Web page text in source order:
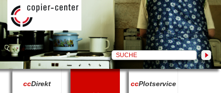
ccDirekt
ccPlotservice